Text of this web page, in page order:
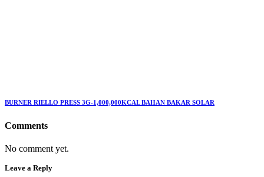
BURNER RIELLO PRESS 3G-1,000,000KCAL BAHAN BAKAR SOLAR
Comments
No comment yet.
Leave a Reply